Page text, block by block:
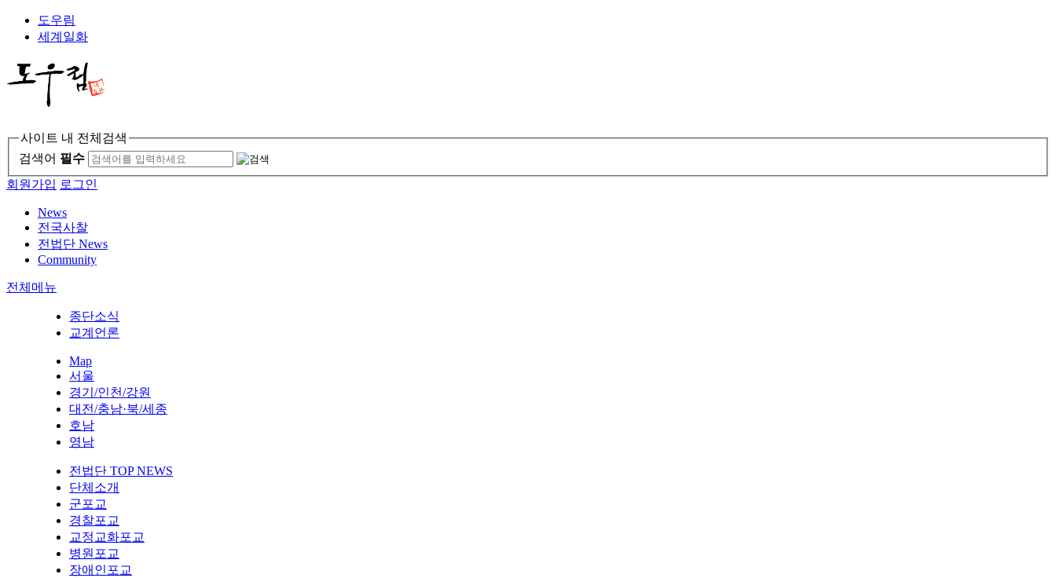
도우림
세계일화
사이트 내 전체검색
검색어 필수
회원가입 로그인
News
전국사찰
전법단 News
Community
전체메뉴
종단소식
교계언론
Map
서울
경기/인천/강원
대전/충남·북/세종
호남
영남
전법단 TOP NEWS
단체소개
군포교
경찰포교
교정교화포교
병원포교
장애인포교